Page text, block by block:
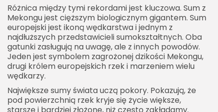
Różnica między tymi rekordami jest kluczowa. Sum z
Mekongu jest cięższym biologicznym gigantem. Sum
europejski jest ikoną wędkarstwa i jednym z
najdłuższych przedstawicieli sumokształtnych. Oba
gatunki zasługują na uwagę, ale z innych powodów.
Jeden jest symbolem zagrożonej dzikości Mekongu,
drugi królem europejskich rzek i marzeniem wielu
wędkarzy.
Największe sumy świata uczą pokory. Pokazują, że
pod powierzchnią rzek kryje się życie większe,